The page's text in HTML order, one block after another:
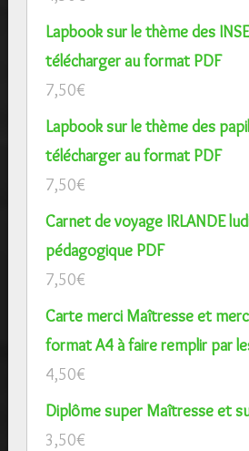
Lapbook sur le thème des
télécharger au format PDF
7,50€
Lapbook sur le thème des
télécharger au format PDF
7,50€
Carnet de voyage IRLANDE
pédagogique PDF
7,50€
Carte merci Maîtresse et
format A4 à faire remplir par
4,50€
Diplôme super Maîtresse et
3,50€